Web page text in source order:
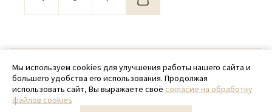
© 2020 - 2026 SamPack
+ 7 (918) 699-97-87
zakaz@sampack.store
Мы используем cookies для улучшения работы нашего сайта и
большего удобства его использования. Продолжая
использовать сайт, Вы выражаете своё согласие на обработку
файлов cookies